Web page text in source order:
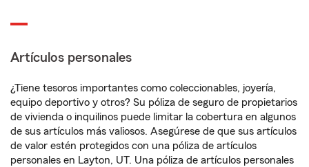
Artículos personales
¿Tiene tesoros importantes como coleccionables, joyería,
equipo deportivo y otros? Su póliza de seguro de propietarios
de vivienda o inquilinos puede limitar la cobertura en algunos
de sus artículos más valiosos. Asegúrese de que sus artículos
de valor estén protegidos con una póliza de artículos
personales en Layton, UT. Una póliza de artículos personales